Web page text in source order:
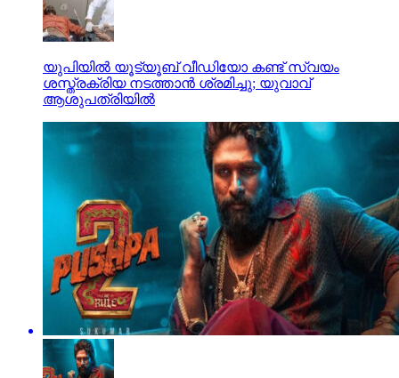
യുപിയില്‍ യൂട്യൂബ് വീഡിയോ കണ്ട് സ്വയം
ശസ്ത്രക്രിയ നടത്താന്‍ ശ്രമിച്ചു; യുവാവ്
ആശുപത്രിയില്‍